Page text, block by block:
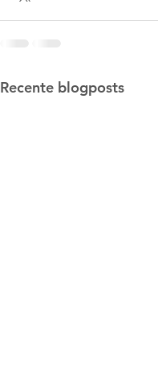
Recente blogposts